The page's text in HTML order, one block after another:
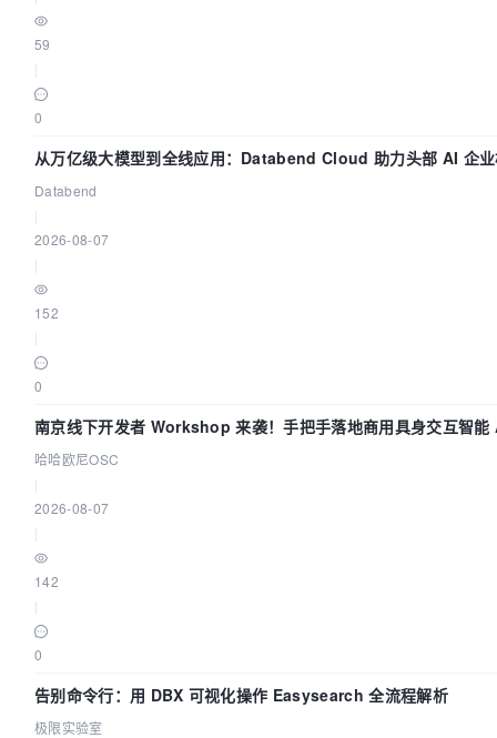
59
0
从万亿级大模型到全线应用：Databend Cloud 助力头部 AI 企
路 Trace 数据管道
Databend
2026-08-07
152
0
南京线下开发者 Workshop 来袭！手把手落地商用具身交互智
用
哈哈欧尼OSC
2026-08-07
142
0
告别命令行：用 DBX 可视化操作 Easysearch 全流程解析
极限实验室